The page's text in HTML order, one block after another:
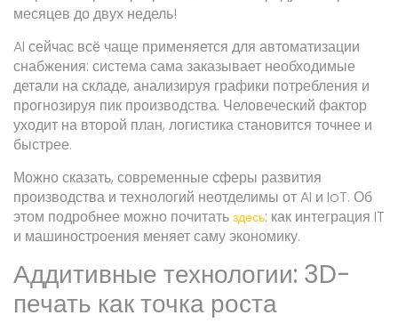
месяцев до двух недель!
AI сейчас всё чаще применяется для автоматизации
снабжения: система сама заказывает необходимые
детали на складе, анализируя графики потребления и
прогнозируя пик производства. Человеческий фактор
уходит на второй план, логистика становится точнее и
быстрее.
Можно сказать, современные сферы развития
производства и технологий неотделимы от AI и IoT. Об
этом подробнее можно почитать здесь: как интеграция IT
и машиностроения меняет саму экономику.
Аддитивные технологии: 3D-
печать как точка роста